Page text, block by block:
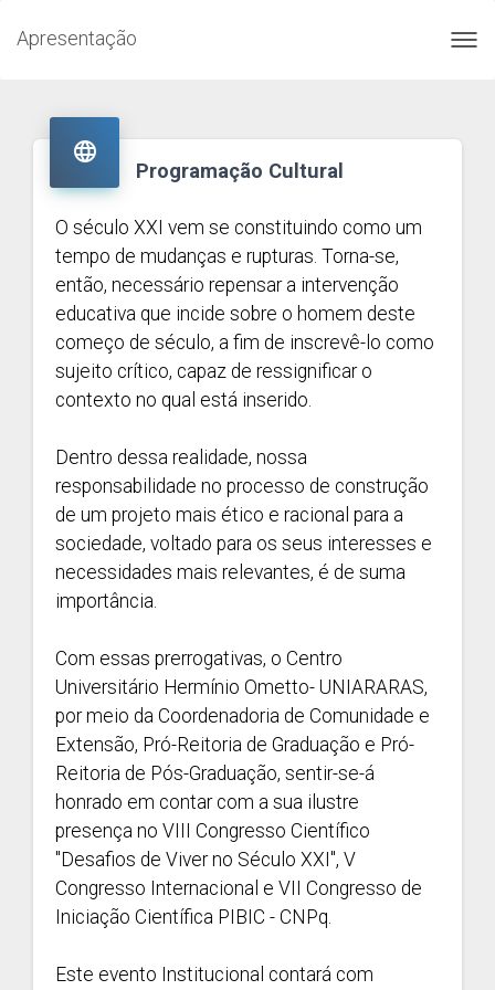
Apresentação

Programação Cultural
O século XXI vem se constituindo como um
tempo de mudanças e rupturas. Torna-se,
então, necessário repensar a intervenção
educativa que incide sobre o homem deste
começo de século, a fim de inscrevê-lo como
sujeito crítico, capaz de ressignificar o
contexto no qual está inserido.
Dentro dessa realidade, nossa
responsabilidade no processo de construção
de um projeto mais ético e racional para a
sociedade, voltado para os seus interesses e
necessidades mais relevantes, é de suma
importância.
Com essas prerrogativas, o Centro
Universitário Hermínio Ometto- UNIARARAS,
por meio da Coordenadoria de Comunidade e
Extensão, Pró-Reitoria de Graduação e Pró-
Reitoria de Pós-Graduação, sentir-se-á
honrado em contar com a sua ilustre
presença no VIII Congresso Científico
"Desafios de Viver no Século XXI", V
Congresso Internacional e VII Congresso de
Iniciação Científica PIBIC - CNPq.
Este evento Institucional contará com